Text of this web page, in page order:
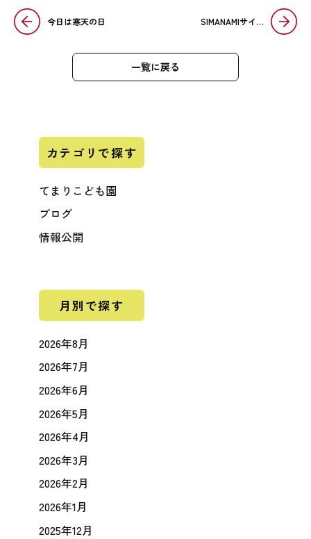
今日は寒天の日
一覧に戻る
SIMANAMIサイ…
カテゴリで探す
てまりこども園
ブログ
情報公開
月別で探す
2026年8月
2026年7月
2026年6月
2026年5月
2026年4月
2026年3月
2026年2月
2026年1月
2025年12月